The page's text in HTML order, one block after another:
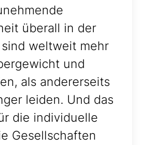
überall in der
weltweit mehr
und
als andererseits
leiden. Und das
die individuelle
Gesellschaften